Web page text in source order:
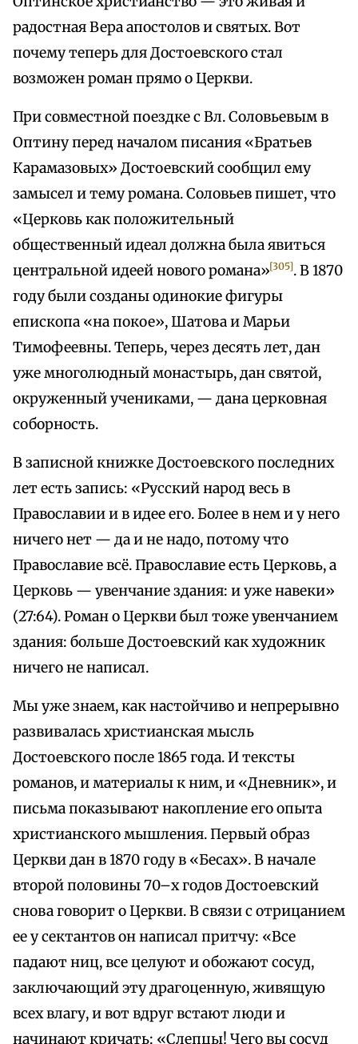
радостная Вера апостолов и святых. Вот
почему теперь для Достоевского стал
возможен роман прямо о Церкви.
При совместной поездке с Вл. Соловьевым в
Оптину перед началом писания «Братьев
Карамазовых» Достоевский сообщил ему
замысел и тему романа. Соловьев пишет, что
«Церковь как положительный
общественный идеал должна была явиться
центральной идеей нового романа»[305]. В 1870
году были созданы одинокие фигуры
епископа «на покое», Шатова и Марьи
Тимофеевны. Теперь, через десять лет, дан
уже многолюдный монастырь, дан святой,
окруженный учениками, — дана церковная
соборность.
В записной книжке Достоевского последних
лет есть запись: «Русский народ весь в
Православии и в идее его. Более в нем и у него
ничего нет — да и не надо, потому что
Православие всё. Православие есть Церковь, а
Церковь — увенчание здания: и уже навеки»
(27:64). Роман о Церкви был тоже увенчанием
здания: больше Достоевский как художник
ничего не написал.
Мы уже знаем, как настойчиво и непрерывно
развивалась христианская мысль
Достоевского после 1865 года. И тексты
романов, и материалы к ним, и «Дневник», и
письма показывают накопление его опыта
христианского мышления. Первый образ
Церкви дан в 1870 году в «Бесах». В начале
второй половины 70–х годов Достоевский
снова говорит о Церкви. В связи с отрицанием
ее у сектантов он написал притчу: «Все
падают ниц, все целуют и обожают сосуд,
заключающий эту драгоценную, живящую
всех влагу, и вот вдруг встают люди и
начинают кричать: «Слепцы! Чего вы сосуд